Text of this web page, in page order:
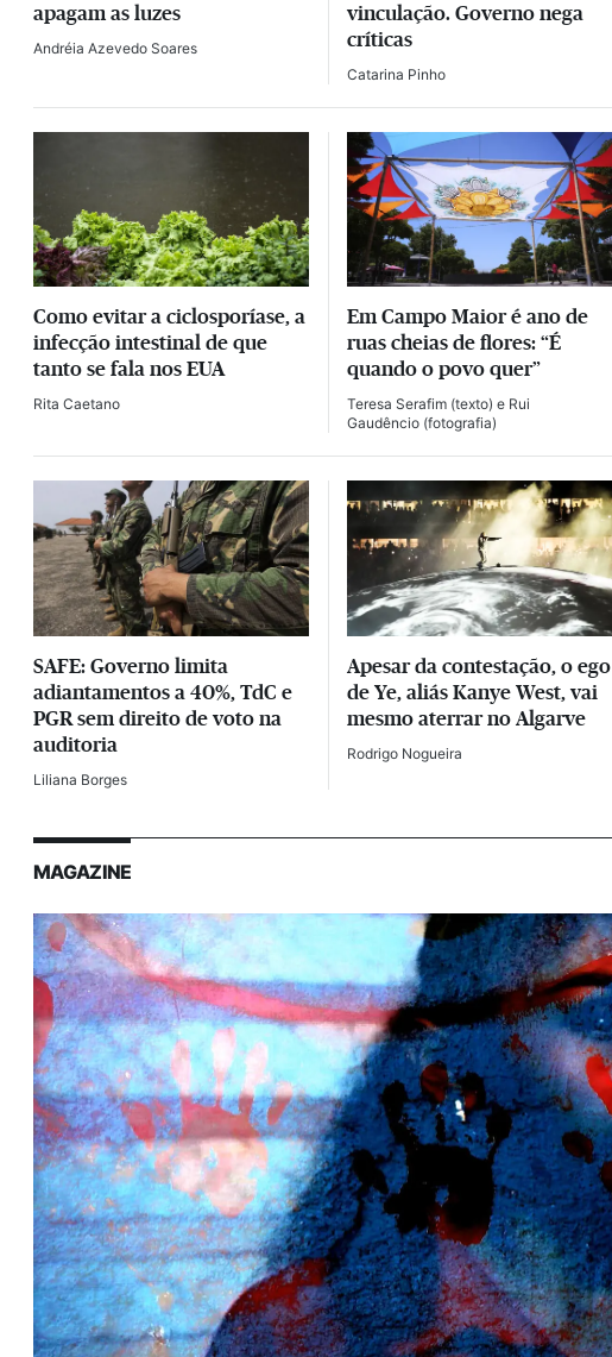
apagam as luzes
Andréia Azevedo Soares
vinculação. Governo nega
críticas
Catarina Pinho
Como evitar a ciclosporíase, a
infecção intestinal de que
tanto se fala nos EUA
Rita Caetano
Em Campo Maior é ano de
ruas cheias de flores: “É
quando o povo quer”
Teresa Serafim (texto) e Rui
Gaudêncio (fotografia)
SAFE: Governo limita
adiantamentos a 40%, TdC e
PGR sem direito de voto na
auditoria
Liliana Borges
Apesar da contestação, o ego
de Ye, aliás Kanye West, vai
mesmo aterrar no Algarve
Rodrigo Nogueira
MAGAZINE